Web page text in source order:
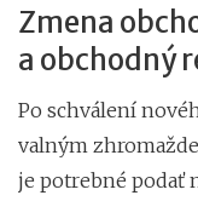
Zmena
a obchodný
Po schválení
valným
je potrebné podať